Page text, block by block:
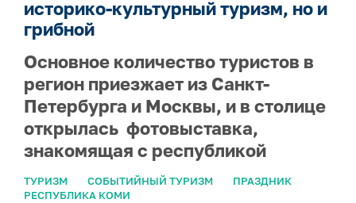
историко-культурный туризм, но и
грибной
Основное количество туристов в
регион приезжает из Санкт-
Петербурга и Москвы, и в столице
открылась фотовыставка,
знакомящая с республикой
ТУРИЗМ СОБЫТИЙНЫЙ ТУРИЗМ
ПРАЗДНИК
РЕСПУБЛИКА КОМИ